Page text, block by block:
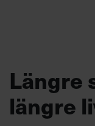
Längre
längre